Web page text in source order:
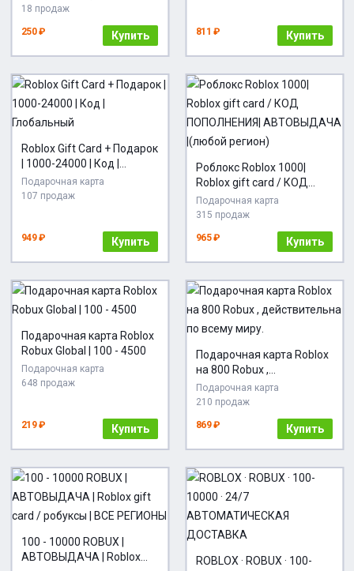
КОДОМ | ЛЮБОЙ РЕГИОН
18 продаж
250 ₽ Купить 811 ₽ Купить
Roblox Gift Card + Подарок
| 1000-24000 | Код |
Глобальный
Подарочная карта
107 продаж
949 ₽ Купить
Роблокс Roblox 1000|
Roblox gift card / КОД
ПОПОЛНЕНИЯ|
АВТОВЫДАЧА |(любой
Подарочная карта
315 продаж
965 ₽ Купить
Подарочная карта Roblox
Robux Global | 100 - 4500
Подарочная карта
648 продаж
219 ₽ Купить
Подарочная карта Roblox
на 800 Robux ,
действительна по всему
миру.
Подарочная карта
210 продаж
869 ₽ Купить
100 - 10000 ROBUX |
АВТОВЫДАЧА | Roblox
ROBLOX · ROBUX · 100-